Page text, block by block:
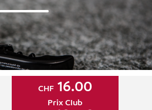
CHF 16.00
Prix Club